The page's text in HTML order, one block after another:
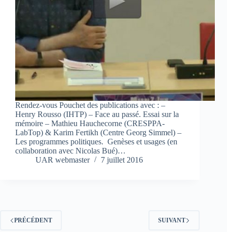
Rendez-vous Pouchet des publications avec : –
Henry Rousso (IHTP) – Face au passé. Essai sur la
mémoire – Mathieu Hauchecorne (CRESPPA-
LabTop) & Karim Fertikh (Centre Georg Simmel) –
Les programmes politiques. Genèses et usages (en
collaboration avec Nicolas Bué)…
UAR webmaster
7 juillet 2016
PRÉCÉDENT SUIVANT